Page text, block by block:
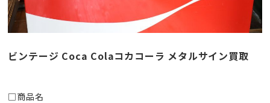
ビンテージ Coca Colaコカコーラ メタルサイン買取
□商品名